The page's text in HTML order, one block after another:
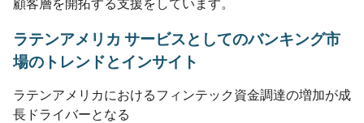
顧客層を開拓する支援をしています。
ラテンアメリカ サービスとしてのバンキング市
場のトレンドとインサイト
ラテンアメリカにおけるフィンテック資金調達の増加が成
長ドライバーとなる